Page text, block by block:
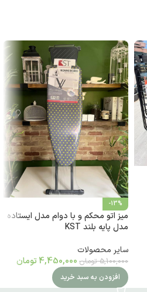
-13%
میز اتو محکم و با دوام مدل ایستاده
مدل پایه بلند KST
سایر محصولات
5,100,000 تومان 4,450,000 تومان
افزودن به سبد خرید